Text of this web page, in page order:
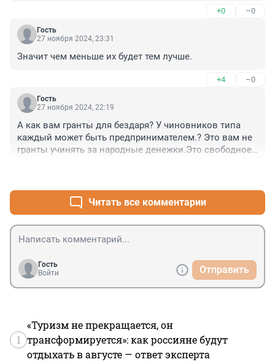
+0 –0
Гость
27 ноября 2024, 23:31
Значит чем меньше их будет тем лучше.
+4 –0
Гость
27 ноября 2024, 22:19
А как вам гранты для бездаря? У чиновников типа
каждый может быть предпринимателем.? Это вам не
гранты учинять за народные денежки.Это свободное
Читать все комментарии
Гость
Войти
Отправить
1
«Туризм не прекращается, он
трансформируется»: как россияне будут
отдыхать в августе — ответ эксперта